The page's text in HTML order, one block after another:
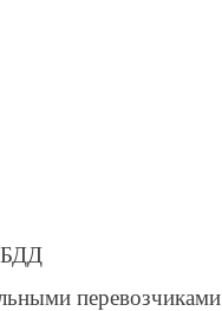
перевозчиками